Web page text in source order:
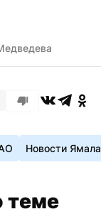
Новости Ямала
теме